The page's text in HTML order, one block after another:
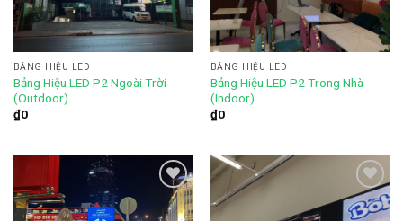
BẢNG HIỆU LED
Bảng Hiệu LED P2 Ngoài Trời
(Outdoor)
₫0
BẢNG HIỆU LED
Bảng Hiệu LED P2 Trong Nhà
(Indoor)
₫0